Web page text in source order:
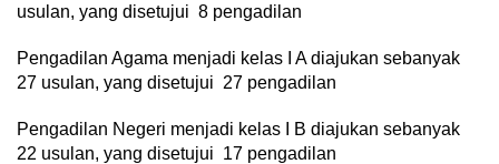
usulan, yang disetujui 8 pengadilan
Pengadilan Agama menjadi kelas I A diajukan sebanyak
27 usulan, yang disetujui 27 pengadilan
Pengadilan Negeri menjadi kelas I B diajukan sebanyak
22 usulan, yang disetujui 17 pengadilan